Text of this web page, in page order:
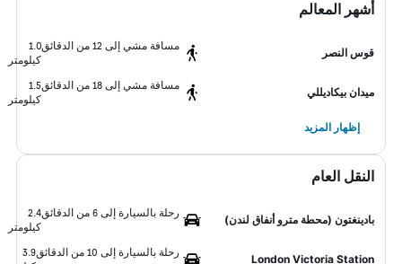
أشهر المعالم
قوس النصر
مسافة مشي إلى 12 من الدقائق
1.0
كيلومتر
ميدان بيكاديللي
مسافة مشي إلى 18 من الدقائق
1.5
كيلومتر
إظهار المزيد
النقل العام
بادينغتون (محطة مترو أنفاق لندن)
رحلة بالسيارة إلى 6 من الدقائق
2.4
كيلومتر
London Victoria Station
رحلة بالسيارة إلى 10 من الدقائق
3.9